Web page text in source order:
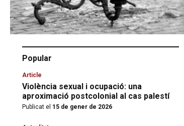
Popular
Article
Violència sexual i ocupació: una
aproximació postcolonial al cas palestí
Publicat el 15 de gener de 2026